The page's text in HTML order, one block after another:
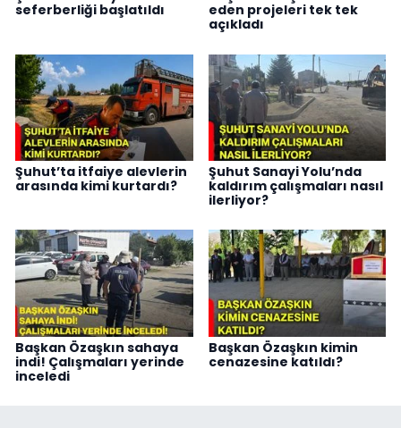
seferberliği başlatıldı
eden projeleri tek tek
açıkladı
Şuhut’ta itfaiye alevlerin
arasında kimi kurtardı?
Şuhut Sanayi Yolu’nda
kaldırım çalışmaları nasıl
ilerliyor?
Başkan Özaşkın sahaya
indi! Çalışmaları yerinde
inceledi
Başkan Özaşkın kimin
cenazesine katıldı?